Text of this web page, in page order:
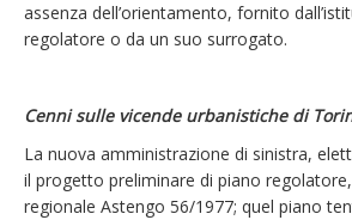
assenza dell’orientamento, fornito
regolatore o da un suo surrogato.
Cenni sulle vicende urbanistiche di
La nuova amministrazione di sinistra,
il progetto preliminare di piano
regionale Astengo 56/1977; quel piano